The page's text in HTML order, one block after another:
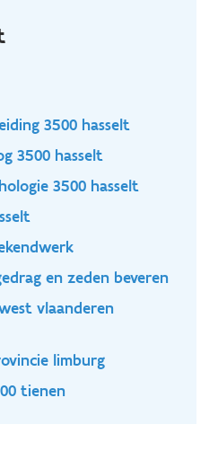
3500 hasselt
3500 hasselt
3500 hasselt
en zeden beveren
vlaanderen
limburg
tienen